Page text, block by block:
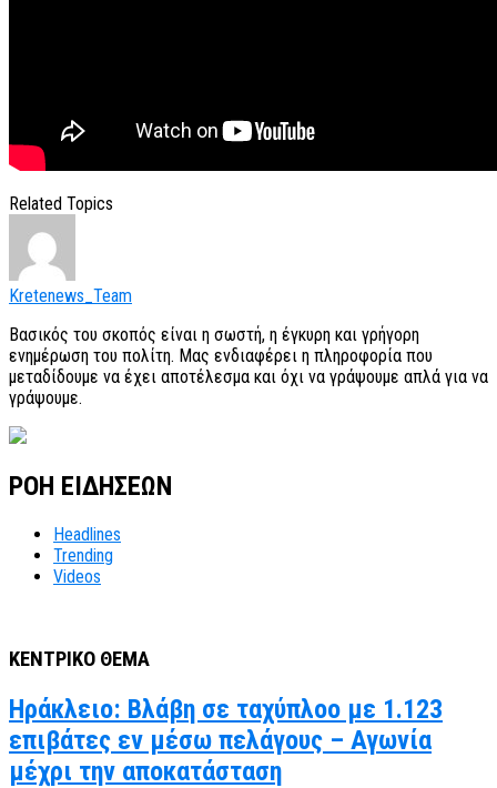
Related Topics
Kretenews_Team
Βασικός του σκοπός είναι η σωστή, η έγκυρη και γρήγορη
ενημέρωση του πολίτη. Μας ενδιαφέρει η πληροφορία που
μεταδίδουμε να έχει αποτέλεσμα και όχι να γράψουμε απλά για να
γράψουμε.
ΡΟΗ ΕΙΔΗΣΕΩΝ
Headlines
Trending
Videos
ΚΕΝΤΡΙΚΟ ΘΕΜΑ
Ηράκλειο: Βλάβη σε ταχύπλοο με 1.123
επιβάτες εν μέσω πελάγους – Αγωνία
μέχρι την αποκατάσταση